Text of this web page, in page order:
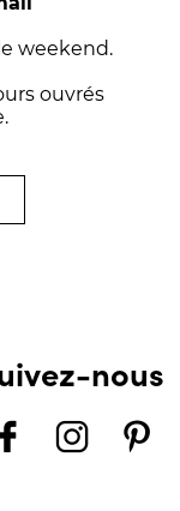
weekend.
ouvrés
nous